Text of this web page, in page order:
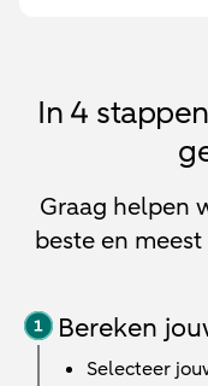
In 4
Graag helpen
beste en
Bereken
Selecteer